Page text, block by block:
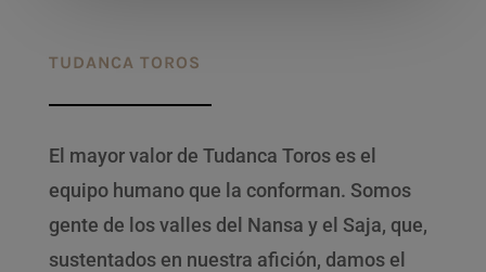
TUDANCA TOROS
El mayor valor de Tudanca Toros es el
equipo humano que la conforman. Somos
gente de los valles del Nansa y el Saja, que,
sustentados en nuestra afición, damos el